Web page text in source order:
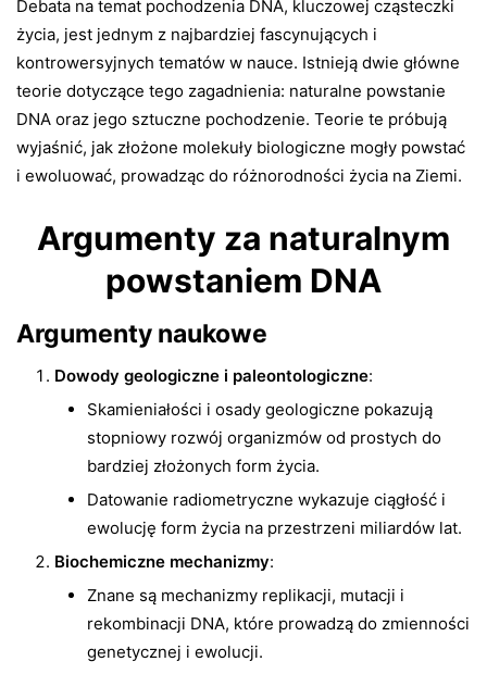
Debata na temat pochodzenia DNA, kluczowej cząsteczki
życia, jest jednym z najbardziej fascynujących i
kontrowersyjnych tematów w nauce. Istnieją dwie główne
teorie dotyczące tego zagadnienia: naturalne powstanie
DNA oraz jego sztuczne pochodzenie. Teorie te próbują
wyjaśnić, jak złożone molekuły biologiczne mogły powstać
i ewoluować, prowadząc do różnorodności życia na Ziemi.
Argumenty za naturalnym
powstaniem DNA
Argumenty naukowe
Dowody geologiczne i paleontologiczne:
Skamieniałości i osady geologiczne pokazują
stopniowy rozwój organizmów od prostych do
bardziej złożonych form życia.
Datowanie radiometryczne wykazuje ciągłość i
ewolucję form życia na przestrzeni miliardów lat.
Biochemiczne mechanizmy:
Znane są mechanizmy replikacji, mutacji i
rekombinacji DNA, które prowadzą do zmienności
genetycznej i ewolucji.